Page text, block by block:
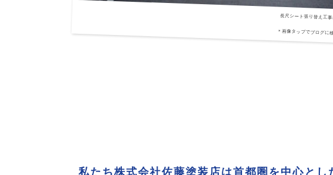
長尺シート張り替え工
＊画像タップでブログに
私たち株式会社佐藤塗装店は首都圏を中心とし